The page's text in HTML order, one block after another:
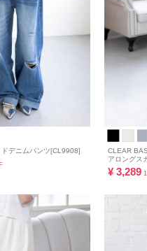
デニムパンツ[CL9908]
CLEAR
アロングス
¥ 3,289